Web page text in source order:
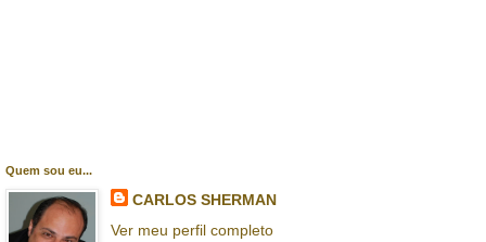
Quem sou eu...
CARLOS SHERMAN
Ver meu perfil completo